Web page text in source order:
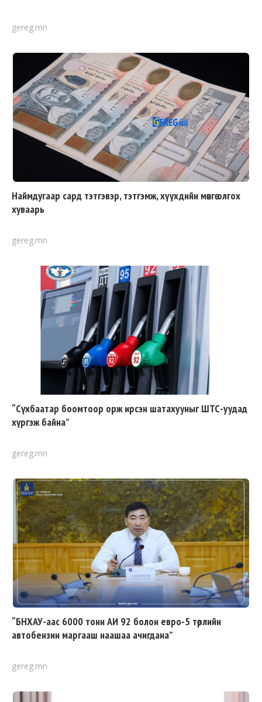
gereg.mn
Наймдугаар сард тэтгэвэр, тэтгэмж, хүүхдийн мөнгө олгох
хуваарь
gereg.mn
“Сүхбаатар боомтоор орж ирсэн шатахууныг ШТС-уудад
хүргэж байна”
gereg.mn
“БНХАУ-аас 6000 тонн АИ 92 болон евро-5 төрлийн
автобензин маргааш наашаа ачигдана”
gereg.mn